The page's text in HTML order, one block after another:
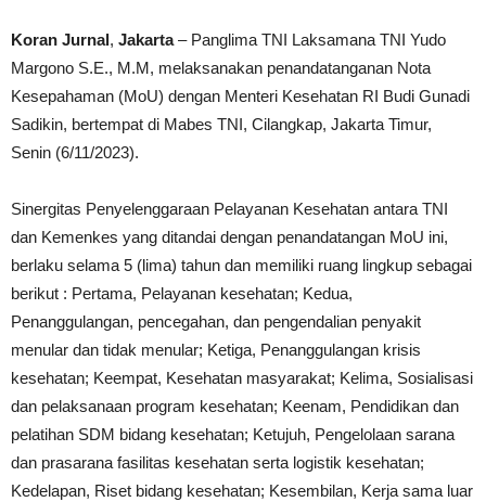
Koran Jurnal, Jakarta– Panglima TNI Laksamana TNI Yudo
Margono S.E., M.M, melaksanakan penandatanganan Nota
Kesepahaman (MoU) dengan Menteri Kesehatan RI Budi Gunadi
Sadikin, bertempat di Mabes TNI, Cilangkap, Jakarta Timur,
Senin (6/11/2023).
Sinergitas Penyelenggaraan Pelayanan Kesehatan antara TNI
dan Kemenkes yang ditandai dengan penandatangan MoU ini,
berlaku selama 5 (lima) tahun dan memiliki ruang lingkup sebagai
berikut : Pertama, Pelayanan kesehatan; Kedua,
Penanggulangan, pencegahan, dan pengendalian penyakit
menular dan tidak menular; Ketiga, Penanggulangan krisis
kesehatan; Keempat, Kesehatan masyarakat; Kelima, Sosialisasi
dan pelaksanaan program kesehatan; Keenam, Pendidikan dan
pelatihan SDM bidang kesehatan; Ketujuh, Pengelolaan sarana
dan prasarana fasilitas kesehatan serta logistik kesehatan;
Kedelapan, Riset bidang kesehatan; Kesembilan, Kerja sama luar